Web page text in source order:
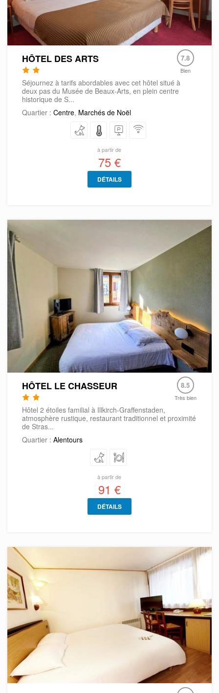
HÔTEL DES ARTS 7.8
Bien
Séjournez à tarifs abordables avec cet hôtel situé à
deux pas du Musée de Beaux-Arts, en plein centre
historique de S...
Quartier : Centre, Marchés de Noël
à partir de
75 €
DÉTAILS
HÔTEL LE CHASSEUR 8.5
Très bien
Hôtel 2 étoiles familial à Illkirch-Graffenstaden,
atmosphère rustique, restaurant traditionnel et proximité
de Stras...
Quartier : Alentours
à partir de
91 €
DÉTAILS